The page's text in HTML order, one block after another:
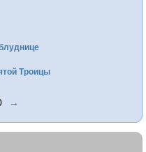
Троицы
→